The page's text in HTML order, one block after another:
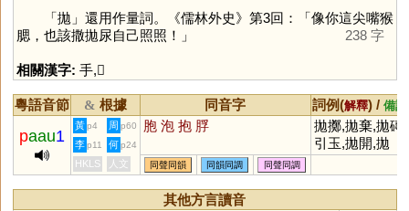
「拋」還用作量詞。《儒林外史》第3回：「像你這尖嘴猴
腮，也該撒拋尿自己照照！」
238 字
相關漢字: 手,𡯄
粵語音節 & 根據 同音字 詞例(解釋) / 備註
paau1
黃 p4 周 p60 胞 泡 抱 脬
拋擲,拋棄,拋磚
引玉,拋開,拋
錨,拋下,拋出,
拋空,拋售,拋繡
球,拋頭露面
李 p11 何 p24
HKLS 人文 同聲同韻 同韻同調 同聲同調
其他方言讀音